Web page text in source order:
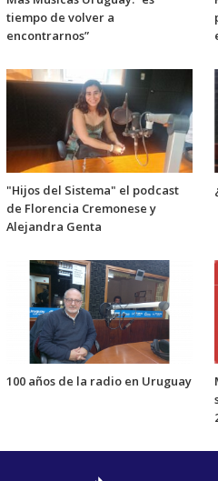
tiempo de volver a
encontrarnos”
"Hijos del Sistema" el podcast
de Florencia Cremonese y
Alejandra Genta
100 años de la radio en Uruguay